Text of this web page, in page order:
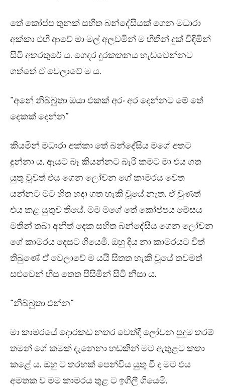
තේ කෝප්ප තුනක් සහිත බන්දේසියක් ගෙන මධාරා
අක්කා එහි ආවේ මා මල් අලවමින් ම හිතින් දුක් විඳිමින්
සිටි අතරතුරේ ය. ගෙදර දුරකතනය හැඬවෙන්නට
ගත්තේ ඒ වෙලාවේ ම ය.
“අනේ නිබ්බුතා ඔයා එකක් අරං අර දෙන්නට මේ තේ
දෙකක් දෙන්න”
කියමින් මධාරා අක්කා තේ බන්දේසිය මගේ අතට
දුන්නා ය. ඇයට බෑ කියන්නට බැරි කමට මා එය ගත
යුතු වූවත් එය ගෙන ලෝචන ගේ කාමරය වෙත
යන්නට මට හිත හදා ගත හැකි වූයේ නැත. ඒ වුණත්
එය කළ යුතුව තියේ. මම මගේ තේ කෝප්පය මේසය
මතින් තබා අනිත් දෙක සහිත බන්දේසිය ගෙන ලෝචන
ගේ කාමරය දෙසට ගියෙමි. ඔහු දිය නා කාමරයට විත්
තිබුණේ ඒ වෙලාවේ ම යයි සිතත හැකි වූයේ තවමත්
සළුවෙන් හිස තෙත පිසිමින් සිටි නිසා ය.
“නිබ්බුතා එන්න”
මා කාමරයේ දොරකඩ නතර වෙත්දී ලෝචන පුදුම තරම්
තමන් ගේ කමක් දැනෙනා හඬකින් මට ඇතුළට කතා
කළේ ය. ඔහු ට තරහක් පෙන්විය යුතු වී ද මට එය
අමතක ව මම කාමරය තුළ ට ඉගිලී ගියෙමි.